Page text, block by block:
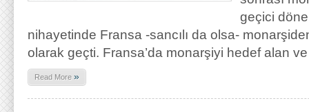
geçici
nihayetinde Fransa -sancılı da olsa-
olarak geçti. Fransa’da monarşiyi hedef alan ve
Read More »